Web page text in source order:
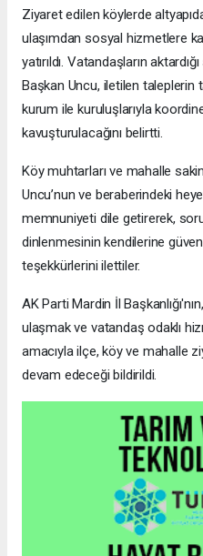
Ziyaret edilen köylerde
ulaşımdan sosyal hizmetlere
yatırıldı. Vatandaşların
Başkan Uncu, iletilen taleplerin
kurum ile kuruluşlarıyla
kavuşturulacağını belirtti.
Köy muhtarları ve mahalle
Uncu’nun ve beraberindeki
memnuniyeti dile getirerek,
dinlenmesinin kendilerine
teşekkürlerini ilettiler.
AK Parti Mardin İl
ulaşmak ve vatandaş odaklı
amacıyla ilçe, köy ve mahalle
devam edeceği bildirildi.